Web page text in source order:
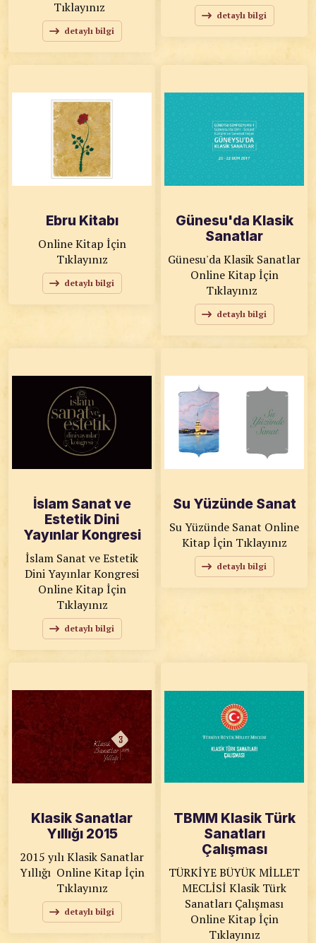
detaylı bilgi
detaylı bilgi
Ebru Kitabı
Online Kitap İçin
Tıklayınız
detaylı bilgi
Günesu'da Klasik
Sanatlar
Günesu'da Klasik Sanatlar
Online Kitap İçin
detaylı bilgi
İslam Sanat ve
Estetik Dini
Yayınlar Kongresi
İslam Sanat ve Estetik
Dini Yayınlar Kongresi
Online Kitap İçin
Tıklayınız
detaylı bilgi
Su Yüzünde Sanat
Su Yüzünde Sanat Online
Kitap İçin Tıklayınız
detaylı bilgi
Klasik Sanatlar
Yıllığı 2015
2015 yılı Klasik Sanatlar
Yıllığı Online Kitap İçin
Tıklayınız
detaylı bilgi
TBMM Klasik Türk
Sanatları
Çalışması
TÜRKİYE BÜYÜK MİLLET
MECLİSİ Klasik Türk
Sanatları Çalışması
Online Kitap İçin
Tıklayınız